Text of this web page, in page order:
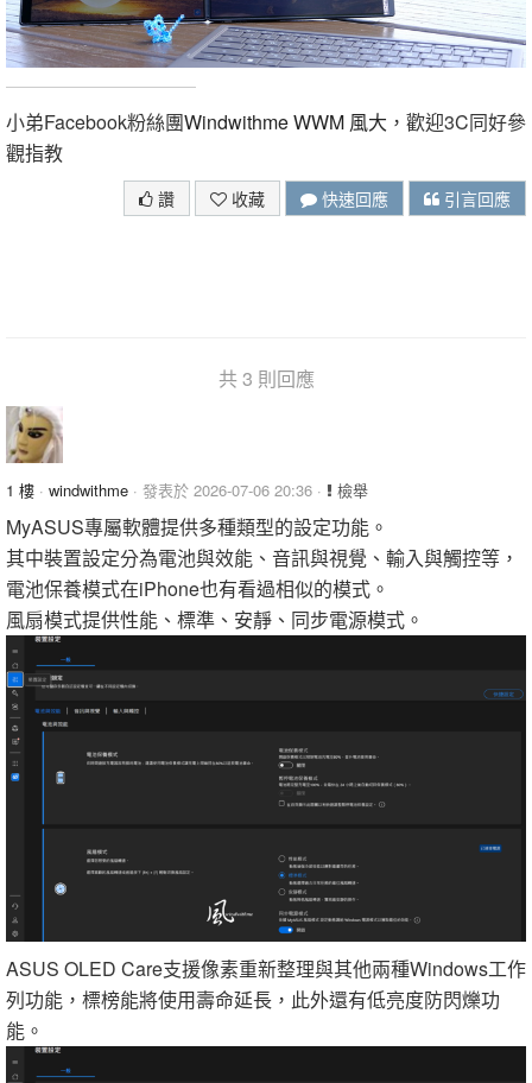
小弟Facebook粉絲團Windwithme WWM 風大 ，歡迎3C同好參
觀指教
讚 收藏 快速回應 引言回應
共 3 則回應
1 樓 · windwithme · 發表於 2026-07-06 20:36 · 檢舉
MyASUS專屬軟體提供多種類型的設定功能。
其中裝置設定分為電池與效能、音訊與視覺、輸入與觸控等，
電池保養模式在iPhone也有看過相似的模式。
風扇模式提供性能、標準、安靜、同步電源模式。
ASUS OLED Care支援像素重新整理與其他兩種Windows工作
列功能，標榜能將使用壽命延長，此外還有低亮度防閃爍功
能。